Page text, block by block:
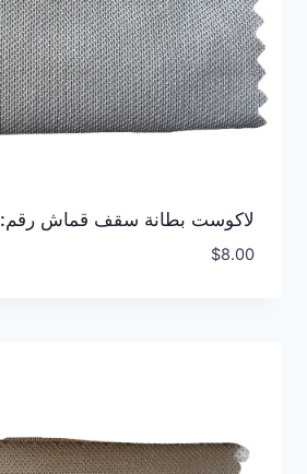
لاكوست بطانة سقف قماش رقم: 56
$8.00